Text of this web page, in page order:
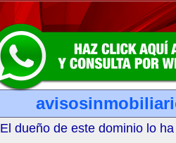
El dueño de este dominio lo